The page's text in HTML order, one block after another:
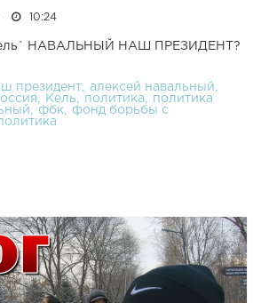
10:24
НАВАЛЬНЫЙ НАШ ПРЕЗИДЕНТ?
президент
алексей навальный
Кель политика
политика
фбк
фонд борьбы с